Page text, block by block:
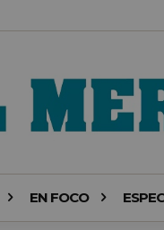
EN FOCO